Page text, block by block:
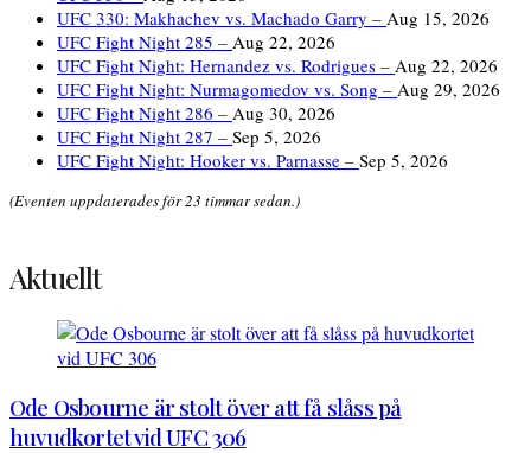
UFC 330: Makhachev vs. Machado Garry – Aug 15, 2026
UFC Fight Night 285 – Aug 22, 2026
UFC Fight Night: Hernandez vs. Rodrigues – Aug 22, 2026
UFC Fight Night: Nurmagomedov vs. Song – Aug 29, 2026
UFC Fight Night 286 – Aug 30, 2026
UFC Fight Night 287 – Sep 5, 2026
UFC Fight Night: Hooker vs. Parnasse – Sep 5, 2026
(Eventen uppdaterades för 23 timmar sedan.)
Aktuellt
Ode Osbourne är stolt över att få slåss på
huvudkortet vid UFC 306